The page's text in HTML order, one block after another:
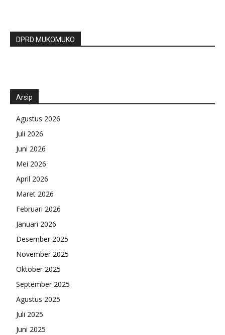
DPRD MUKOMUKO
Arsip
Agustus 2026
Juli 2026
Juni 2026
Mei 2026
April 2026
Maret 2026
Februari 2026
Januari 2026
Desember 2025
November 2025
Oktober 2025
September 2025
Agustus 2025
Juli 2025
Juni 2025